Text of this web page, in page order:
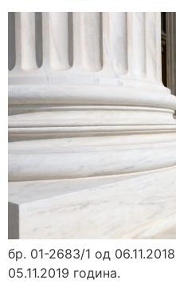
бр. 01-2683/1 од
05.11.2019 година.